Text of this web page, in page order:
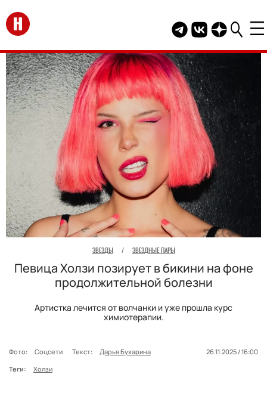
Перейти на главную
Telegram канал
Группа HELLO
Канал
ЗВЕЗДЫ / ЗВЕЗДНЫЕ ПАРЫ
Певица Холзи позирует в бикини на фоне
продолжительной болезни
Артистка лечится от волчанки и уже прошла курс
химиотерапии.
Фото: Соцсети Текст: Дарья Бухарина
26.11.2025 / 16:00
Теги:
Холзи